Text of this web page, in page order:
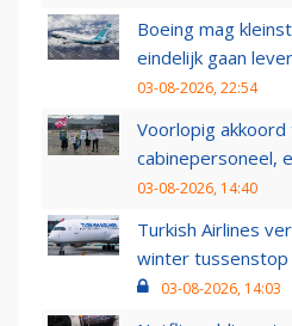
Boeing mag
eindelijk gaan
03-08-2026, 22:54
Voorlopig
cabinepersoneel,
03-08-2026, 14:40
Turkish Airlines
winter tussenstop
03-08-2026, 14:03